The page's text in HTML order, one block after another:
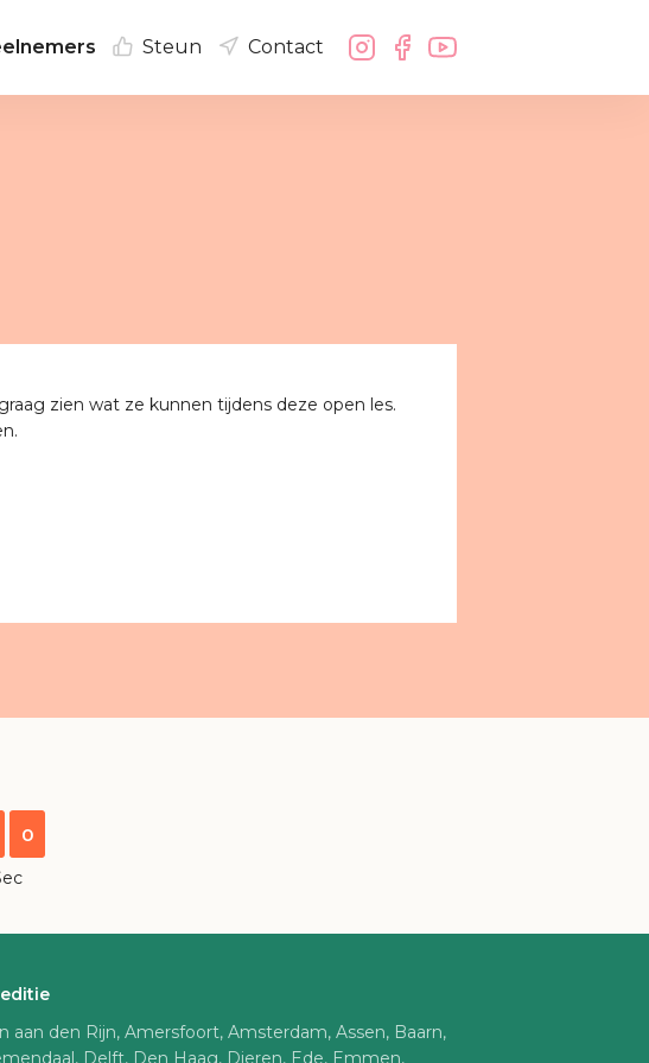
zien wat ze kunnen tijdens deze open les.
0
aan den Rijn, Amersfoort, Amsterdam, Assen, Baarn,
Delft, Den Haag, Dieren, Ede, Emmen,
Steun Contact